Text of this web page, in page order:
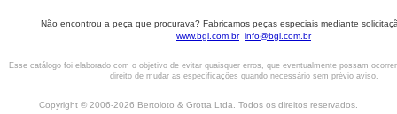
Não encontrou a peça que procurava? Fabricamos peças especiais mediante
www.bgl.com.br info@bgl.com.br
Esse catálogo foi elaborado com o objetivo de evitar quaisquer erros, que eventualmente possam
direito de mudar as especificações quando necessário sem prévio aviso.
Copyright © 2006-2026 Bertoloto & Grotta Ltda. Todos os direitos reservados.